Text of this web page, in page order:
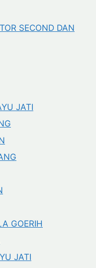
SECOND DAN
JATI
GOERIH
JATI